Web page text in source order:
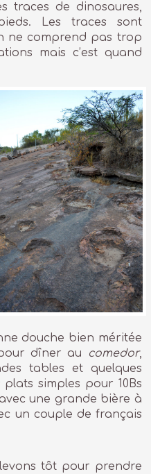
traces de dinosaures,
Les traces sont
ne comprend pas trop
mais c’est quand
douche bien méritée
dîner au
comedor,
tables et quelques
simples pour 10Bs
une grande bière à
un couple de français
tôt pour prendre